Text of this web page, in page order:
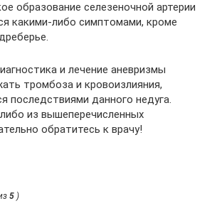
образование селезеночной артерии
какими-либо симптомами, кроме
и лечение аневризмы
тромбоза и кровоизлияния,
последствиями данного недуга.
из вышеперечисленных
обратитесь к врачу!
5 )